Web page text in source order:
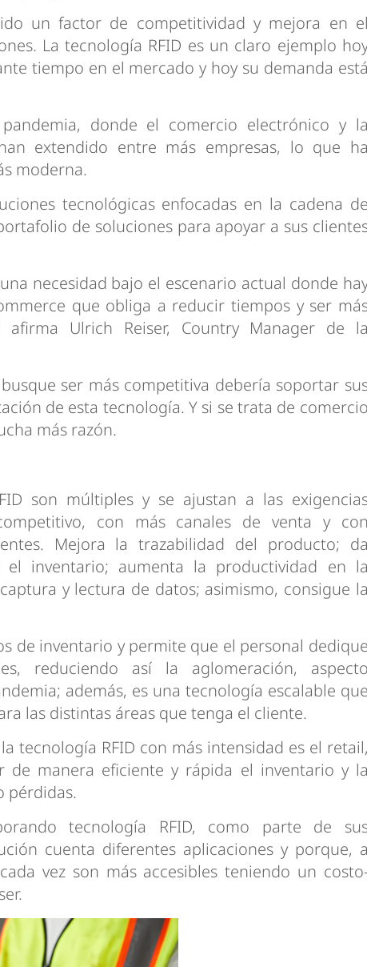
un factor de competitividad y mejora en el
La tecnología RFID es un claro ejemplo
tiempo en el mercado y hoy su demanda está
donde el comercio electrónico y la
extendido entre más empresas, lo que ha
moderna.
tecnológicas enfocadas en la cadena de
de soluciones para apoyar a sus
necesidad bajo el escenario actual donde
que obliga a reducir tiempos y ser
afirma Ulrich Reiser, Country Manager de la
ser más competitiva debería soportar
de esta tecnología. Y si se trata de comercio
más razón.
son múltiples y se ajustan a las
con más canales de venta y con
Mejora la trazabilidad del producto; da
inventario; aumenta la productividad en la
y lectura de datos; asimismo, consigue la
de inventario y permite que el personal dedique
reduciendo así la aglomeración, aspecto
además, es una tecnología escalable que
las distintas áreas que tenga el cliente.
tecnología RFID con más intensidad es el retail,
de manera eficiente y rápida el inventario y la
pérdidas.
tecnología RFID, como parte de
cuenta diferentes aplicaciones y porque, a
vez son más accesibles teniendo un